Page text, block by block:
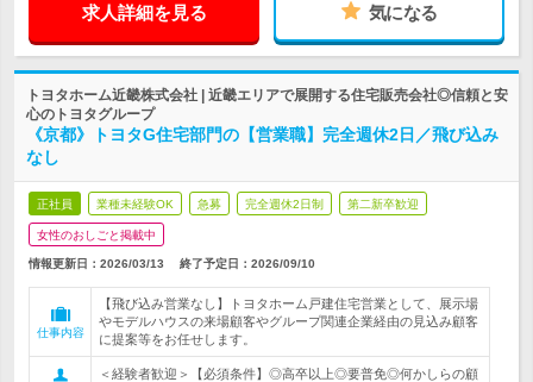
求人詳細を見る 気になる
トヨタホーム近畿株式会社 | 近畿エリアで展開する住宅販売会社◎信頼と安
心のトヨタグループ
《京都》トヨタG住宅部門の【営業職】完全週休2日／飛び込み
なし
正社員 業種未経験OK 急募 完全週休2日制 第二新卒歓迎
女性のおしごと掲載中
情報更新日：2026/03/13 終了予定日： 2026/09/10
仕事内容
【飛び込み営業なし】トヨタホーム戸建住宅営業として、展示場
やモデルハウスの来場顧客やグループ関連企業経由の見込み顧客
に提案等をお任せします。
＜経験者歓迎＞【必須条件】◎高卒以上◎要普免◎何かしらの顧